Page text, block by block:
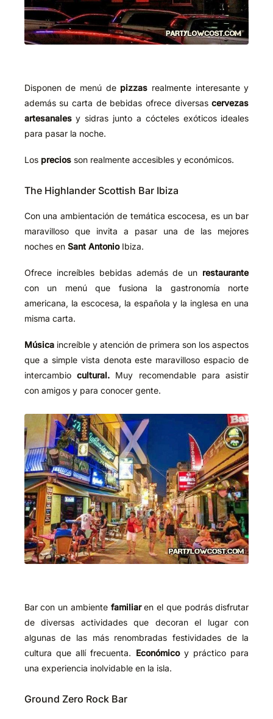
Disponen de menú de pizzas realmente interesante y
además su carta de bebidas ofrece diversascervezas
artesanalesy sidras junto a cócteles exóticos ideales
para pasar la noche.
Los preciosson realmente accesibles y económicos.
The Highlander Scottish Bar Ibiza
Con una ambientación de temática escocesa, es un bar
maravilloso que invita a pasar una de las mejores
noches en Sant AntonioIbiza.
Ofrece increíbles bebidas además de un restaurante
con un menú que fusiona la gastronomía norte
americana, la escocesa, la española y la inglesa en una
misma carta.
Músicaincreíble y atención de primera son los aspectos
que a simple vista denota este maravilloso espacio de
intercambio cultural. Muy recomendable para asistir
con amigos y para conocer gente.
Bar con un ambiente familiaren el que podrás disfrutar
de diversas actividades que decoran el lugar con
algunas de las más renombradas festividades de la
cultura que allí frecuenta. Económicoy práctico para
una experiencia inolvidable en la isla.
Ground Zero Rock Bar